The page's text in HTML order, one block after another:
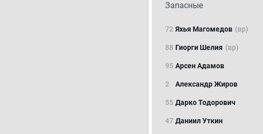
Запасные
72 Яхья Магомедов (вр)
88 Гиорги Шелия (вр)
95 Арсен Адамов
2 Александр Жиров
55 Дарко Тодорович
47 Даниил Уткин